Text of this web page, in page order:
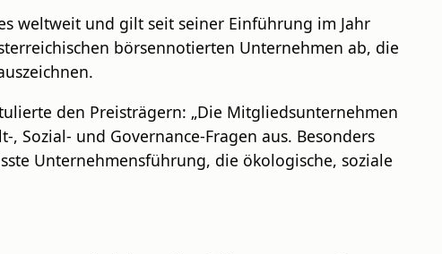
weltweit und gilt seit seiner Einführung im Jahr
börsennotierten Unternehmen ab, die
den Preisträgern: „Die Mitgliedsunternehmen
Sozial- und Governance-Fragen aus. Besonders
Unternehmensführung, die ökologische, soziale